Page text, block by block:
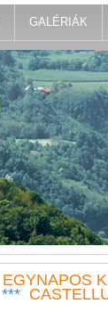
GALÉRIÁK
EGYNAPOS
***